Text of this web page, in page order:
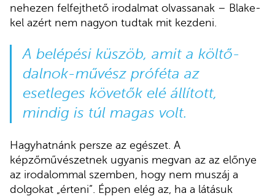
nehezen felfejthető irodalmat olvassanak – Blake-
kel azért nem nagyon tudtak mit kezdeni.
A belépési küszöb, amit a költő-
dalnok-művész próféta az
esetleges követők elé állított,
mindig is túl magas volt.
Hagyhatnánk persze az egészet. A
képzőművészetnek ugyanis megvan az az előnye
az irodalommal szemben, hogy nem muszáj a
dolgokat „érteni”. Éppen elég az, ha a látásuk